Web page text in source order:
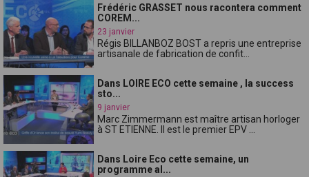
Frédéric GRASSET nous racontera comment
COREM...
23 janvier
Régis BILLANBOZ BOST a repris une entreprise
artisanale de fabrication de confit...
Dans LOIRE ECO cette semaine , la success
sto...
9 janvier
Marc Zimmermann est maître artisan horloger
à ST ETIENNE. Il est le premier EPV ...
Dans Loire Eco cette semaine, un
programme al...